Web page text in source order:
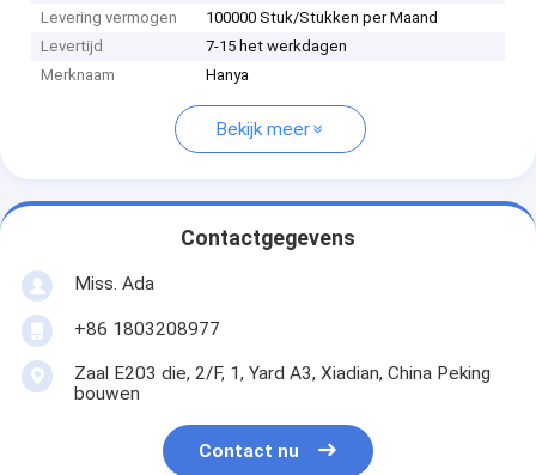
Levering vermogen
100000 Stuk/Stukken per Maand
Levertijd
7-15 het werkdagen
Merknaam
Hanya
Bekijk meer
Contactgegevens
Miss. Ada
+86 1803208977
Zaal E203 die, 2/F, 1, Yard A3, Xiadian, China Peking
bouwen
Contact nu